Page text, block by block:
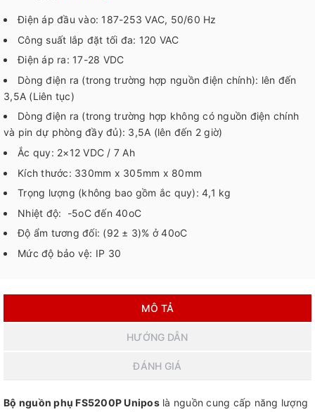
Điện áp đầu vào: 187-253 VAC, 50/60 Hz
Công suất lắp đặt tối đa: 120 VAC
Điện áp ra: 17-28 VDC
Dòng điện ra (trong trường hợp nguồn điện chính): lên đến
3,5A (Liên tục)
Dòng điện ra (trong trường hợp không có nguồn điện chính
và pin dự phòng đầy đủ): 3,5A (lên đến 2 giờ)
Ắc quy: 2×12 VDC / 7 Ah
Kích thước: 330mm x 305mm x 80mm
Trọng lượng (không bao gồm ắc quy): 4,1 kg
Nhiệt độ: -5oC đến 40oC
Độ ẩm tương đối: (92 ± 3)% ở 40oC
Mức độ bảo vệ: IP 30
MÔ TẢ
HƯỚNG DẪN
ĐÁNH GIÁ
Bộ nguồn phụ FS5200P Uniposlà nguồn cung cấp năng lượng